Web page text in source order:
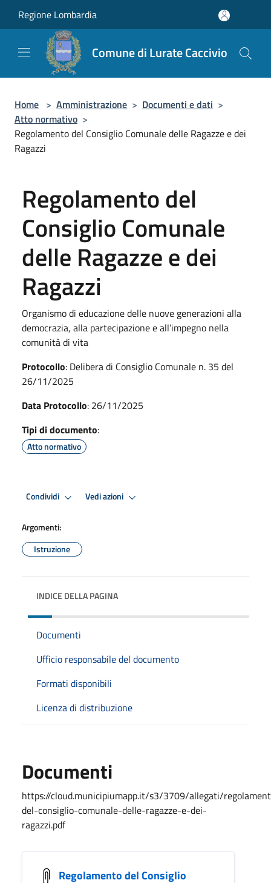
Regione Lombardia
Comune di Lurate Caccivio
Home > Amministrazione > Documenti e dati >
Atto normativo >
Regolamento del Consiglio Comunale delle Ragazze e dei
Ragazzi
Regolamento del
Consiglio Comunale
delle Ragazze e dei
Ragazzi
Organismo di educazione delle nuove generazioni alla
democrazia, alla partecipazione e all’impegno nella
comunità di vita
Protocollo: Delibera di Consiglio Comunale n. 35 del
26/11/2025
Data Protocollo: 26/11/2025
Tipi di documento:
Atto normativo
Condividi Vedi azioni
Argomenti:
Istruzione
INDICE DELLA PAGINA
Documenti
Ufficio responsabile del documento
Formati disponibili
Licenza di distribuzione
Documenti
https://cloud.municipiumapp.it/s3/3709/allegati/
del-consiglio-comunale-delle-ragazze-e-dei-
ragazzi.pdf
Regolamento del Consiglio